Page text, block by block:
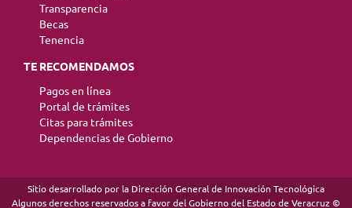
Transparencia
Becas
Tenencia
TE RECOMENDAMOS
Pagos en línea
Portal de trámites
Citas para trámites
Dependencias de Gobierno
Sitio desarrollado por la Dirección General de Innovación Tecnológica
Algunos derechos reservados a favor del Gobierno del Estado de Veracruz ©